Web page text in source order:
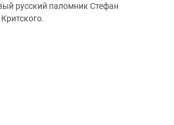
русский паломник Стефан